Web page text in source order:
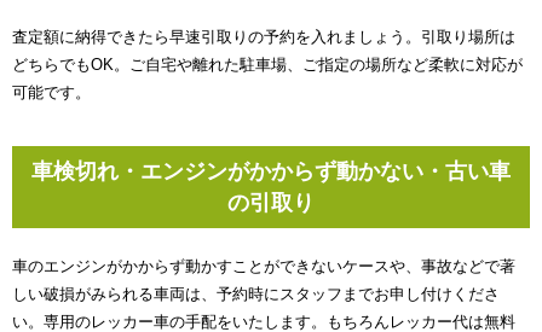
査定額に納得できたら早速引取りの予約を入れましょう。引取り場所は
どちらでもOK。ご自宅や離れた駐車場、ご指定の場所など柔軟に対応が
可能です。
車検切れ・エンジンがかからず動かない・古い車
の引取り
車のエンジンがかからず動かすことができないケースや、事故などで著
しい破損がみられる車両は、予約時にスタッフまでお申し付けくださ
い。専用のレッカー車の手配をいたします。もちろんレッカー代は無料